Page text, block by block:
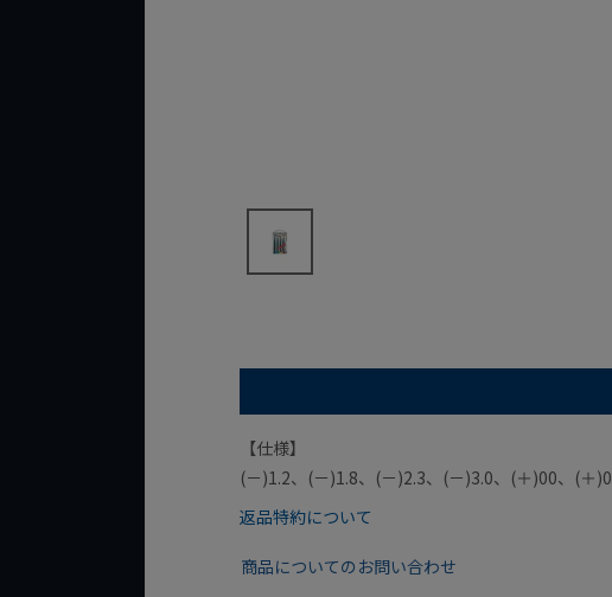
【仕様】
(－)1.2、(－)1.8、(－)2.3、(－)3.0、(＋)00、(＋)0
返品特約について
商品についてのお問い合わせ